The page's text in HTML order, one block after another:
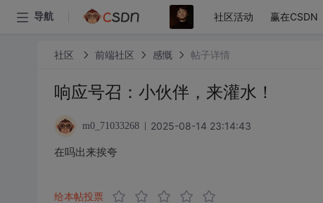
导航 社区活动 赢在CSDN
社区 前端社区 感慨 帖子详情
响应号召：小伙伴，来灌水！
m0_71033268 2025-08-14 23:14:43
在吗出来挨夸
给本帖投票